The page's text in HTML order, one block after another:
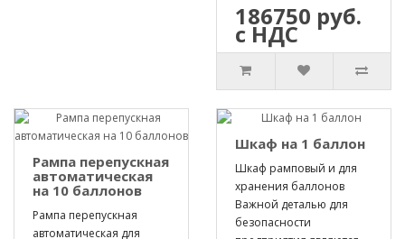
186750 руб.
с НДС
Рампа перепускная
автоматическая
на 10 баллонов
Рампа перепускная
автоматическая для
Шкаф на 1 баллон
Шкаф рамповый и для
хранения баллонов
Важной деталью для
безопасности